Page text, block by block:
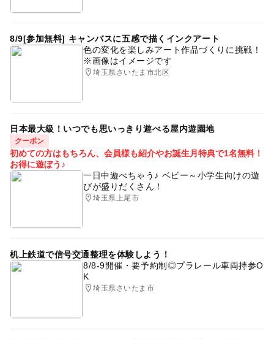
8/9[参加無料] キャンバスに五感で描くインクアート
色の変化を楽しみアート作品づくりに挑戦！
※画像はイメージです
埼玉県さいたま市北区
日本最大級！いつでも思いっきり遊べる屋内遊園地
クーポン
初めての方はもちろん、会員様も紹介やお誕生月特典で1名無料！
お得に遊ぼう♪
一日中遊べちゃう♪ ベビー～小学生向けの遊
びが盛りだくさん！
埼玉県上尾市
机上鉄道で信号交通整理を体験しよう！
8/8-9開催・要予約制◎プラレール車両持参O
K
埼玉県さいたま市